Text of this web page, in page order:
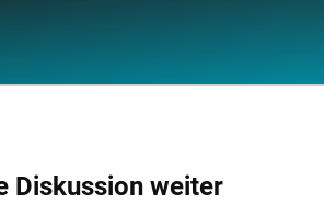
Diskussion weiter